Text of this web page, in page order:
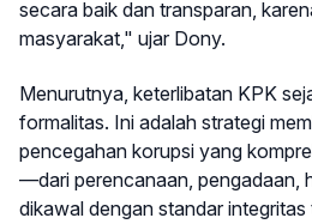
secara baik dan transparan,
masyarakat," ujar Dony.
Menurutnya, keterlibatan KPK
formalitas. Ini adalah strategi
pencegahan korupsi yang
—dari perencanaan, pengadaan,
dikawal dengan standar